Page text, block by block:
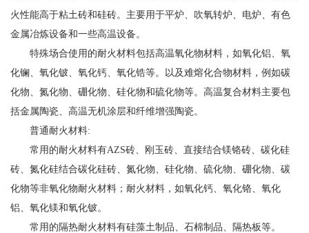
火性能高于粘土砖和硅砖。主要用于平炉、吹氧转炉、电炉、有色
金属冶炼设备和一些高温设备。
特殊场合使用的耐火材料包括高温氧化物材料，如氧化铝、氧
化镧、氧化铍、氧化钙、氧化锆等。以及难熔化合物材料，例如碳
化物、氮化物、硼化物、硅化物和硫化物等。高温复合材料主要包
括金属陶瓷、高温无机涂层和纤维增强陶瓷。
普通耐火材料:
常用的耐火材料有AZS砖、刚玉砖、直接结合镁铬砖、碳化硅
砖、氮化硅结合碳化硅砖、氮化物、硅化物、硫化物、硼化物、碳
化物等非氧化物耐火材料；耐火材料，如氧化钙、氧化铬、氧化
铝、氧化镁和氧化铍。
常用的隔热耐火材料有硅藻土制品、石棉制品、隔热板等。